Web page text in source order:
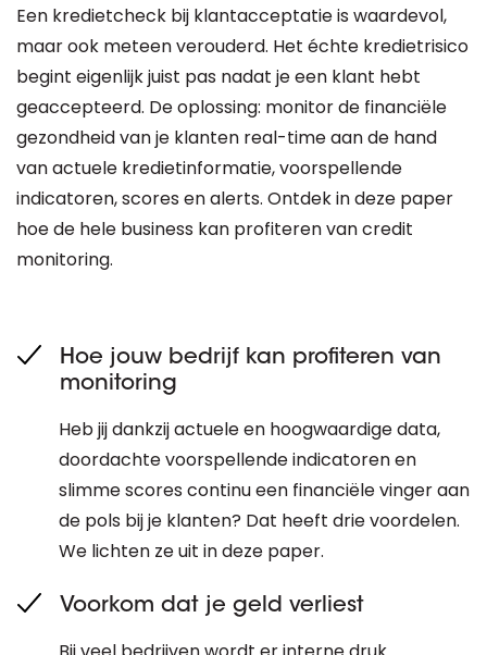
Een kredietcheck bij klantacceptatie is waardevol,
maar ook meteen verouderd. Het échte kredietrisico
begint eigenlijk juist pas nadat je een klant hebt
geaccepteerd. De oplossing: monitor de financiële
gezondheid van je klanten real-time aan de hand
van actuele kredietinformatie, voorspellende
indicatoren, scores en alerts. Ontdek in deze paper
hoe de hele business kan profiteren van credit
monitoring.
Hoe jouw bedrijf kan profiteren van
monitoring
Heb jij dankzij actuele en hoogwaardige data,
doordachte voorspellende indicatoren en
slimme scores continu een financiële vinger aan
de pols bij je klanten? Dat heeft drie voordelen.
We lichten ze uit in deze paper.
Voorkom dat je geld verliest